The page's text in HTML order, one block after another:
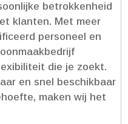
betrokkenheid
klanten.​ Met meer
personeel en
die je zoekt.​
en snel beschikbaar
maken wij het